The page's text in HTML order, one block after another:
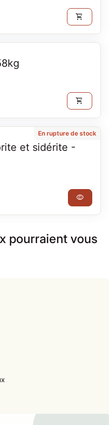
shopping_cart
shopping_cart
En rupture de stock
et sidérite -
visibility
pourraient vous